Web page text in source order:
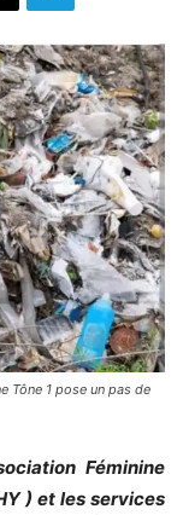
Tône 1 pose un pas de
Féminine
) et les services